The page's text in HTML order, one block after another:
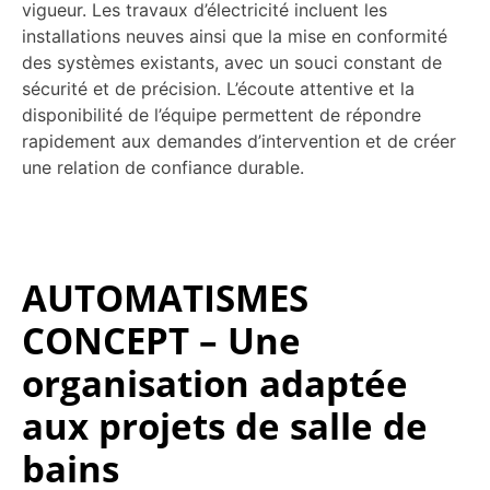
vigueur. Les travaux d’électricité incluent les
installations neuves ainsi que la mise en conformité
des systèmes existants, avec un souci constant de
sécurité et de précision. L’écoute attentive et la
disponibilité de l’équipe permettent de répondre
rapidement aux demandes d’intervention et de créer
une relation de confiance durable.
AUTOMATISMES
CONCEPT – Une
organisation adaptée
aux projets de salle de
bains